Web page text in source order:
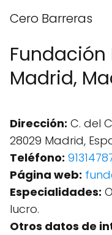
Cero Barreras
Fundación
Madrid,
Dirección: C. del
28029 Madrid,
Teléfono:
Página web:
Especialidades:
lucro.
Otros datos de